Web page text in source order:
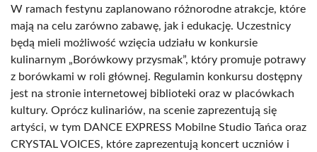
W ramach festynu zaplanowano różnorodne atrakcje, które
mają na celu zarówno zabawę, jak i edukację. Uczestnicy
będą mieli możliwość wzięcia udziału w konkursie
kulinarnym „Borówkowy przysmak”, który promuje potrawy
z borówkami w roli głównej. Regulamin konkursu dostępny
jest na stronie internetowej biblioteki oraz w placówkach
kultury. Oprócz kulinariów, na scenie zaprezentują się
artyści, w tym DANCE EXPRESS Mobilne Studio Tańca oraz
CRYSTAL VOICES, które zaprezentują koncert uczniów i